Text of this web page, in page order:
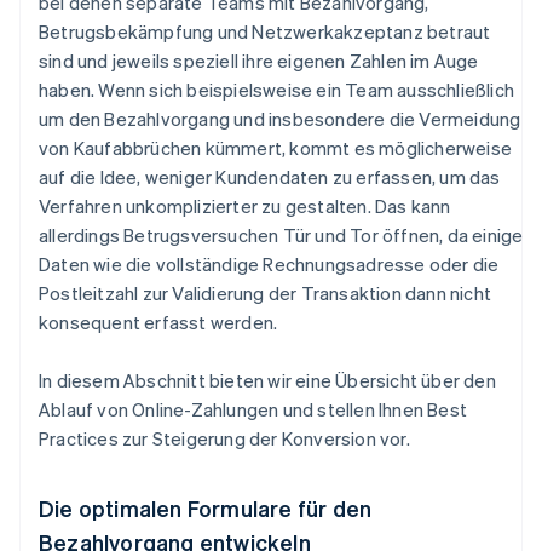
Betrugsbekämpfung und Netzwerkakzeptanz betraut
sind und jeweils speziell ihre eigenen Zahlen im Auge
haben. Wenn sich beispielsweise ein Team ausschließlich
um den Bezahlvorgang und insbesondere die Vermeidung
von Kaufabbrüchen kümmert, kommt es möglicherweise
auf die Idee, weniger Kundendaten zu erfassen, um das
Verfahren unkomplizierter zu gestalten. Das kann
allerdings Betrugsversuchen Tür und Tor öffnen, da einige
Daten wie die vollständige Rechnungsadresse oder die
Postleitzahl zur Validierung der Transaktion dann nicht
konsequent erfasst werden.
In diesem Abschnitt bieten wir eine Übersicht über den
Ablauf von Online-Zahlungen und stellen Ihnen Best
Practices zur Steigerung der Konversion vor.
Die optimalen Formulare für den
Bezahlvorgang entwickeln